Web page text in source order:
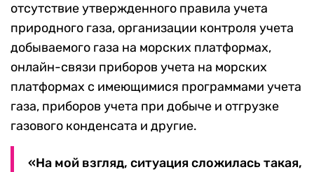
отсутствие утвержденного правила учета
природного газа, организации контроля учета
добываемого газа на морских платформах,
онлайн-связи приборов учета на морских
платформах с имеющимися программами учета
газа, приборов учета при добыче и отгрузке
газового конденсата и другие.
«На мой взгляд, ситуация сложилась такая,